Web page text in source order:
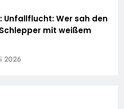
Unfallflucht: Wer sah den
mit weißem
2026